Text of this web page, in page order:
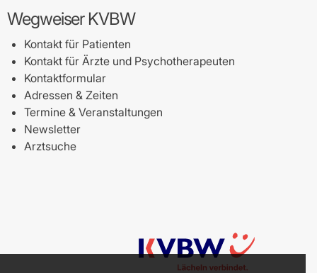
Wegweiser KVBW
Kontakt für Patienten
Kontakt für Ärzte und Psychotherapeuten
Kontaktformular
Adressen & Zeiten
Termine & Veranstaltungen
Newsletter
Arztsuche